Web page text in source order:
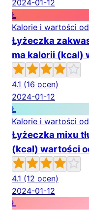
2024-01-12
Ł
Kalorie i wartości
Łyżeczka
ma kalorii (kcal)
4.1 (16 ocen)
2024-01-12
Ł
Kalorie i wartości
Łyżeczka mixu
(kcal) wartości
4.1 (12 ocen)
2024-01-12
Ł